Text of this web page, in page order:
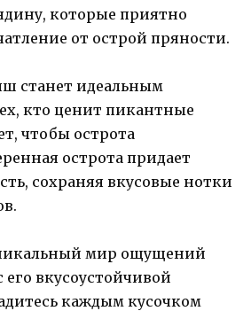
которые приятно
от острой пряности.
станет идеальным
кто ценит пикантные
чтобы острота
острота придает
сохраняя вкусовые нотки
мир ощущений
его вкусоустойчивой
каждым кусочком